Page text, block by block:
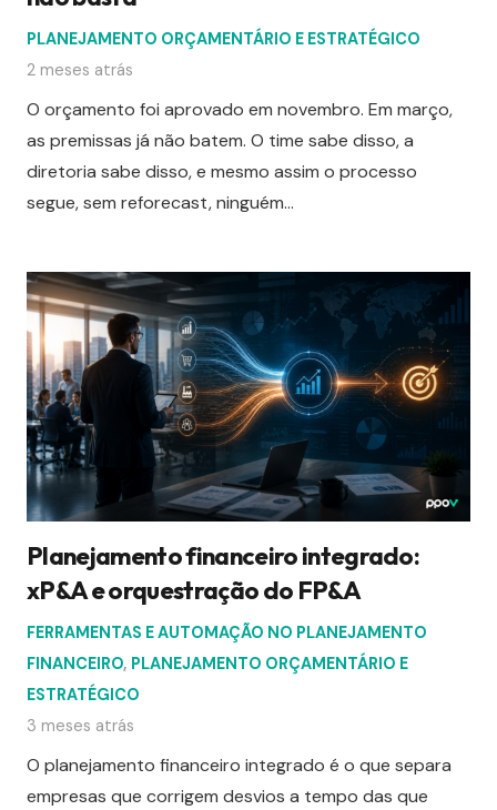
PLANEJAMENTO ORÇAMENTÁRIO E ESTRATÉGICO
2 meses atrás
O orçamento foi aprovado em novembro. Em março,
as premissas já não batem. O time sabe disso, a
diretoria sabe disso, e mesmo assim o processo
segue, sem reforecast, ninguém…
Planejamento financeiro integrado:
xP&A e orquestração do FP&A
FERRAMENTAS E AUTOMAÇÃO NO PLANEJAMENTO
FINANCEIRO, PLANEJAMENTO ORÇAMENTÁRIO E
ESTRATÉGICO
3 meses atrás
O planejamento financeiro integrado é o que separa
empresas que corrigem desvios a tempo das que